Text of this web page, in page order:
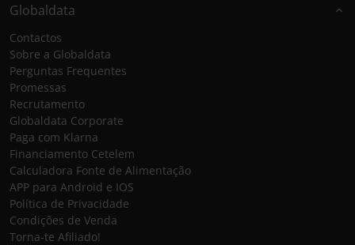
Globaldata
Contactos
Sobre a Globaldata
Perguntas Frequentes
Promessas
Recrutamento
Globaldata Corporate
Paga com Klarna
Financiamento Cetelem
Calculadora Fonte de Alimentação
APP para Android e IOS
Política de Privacidade
Condições de Venda
Torna-te Afiliado!